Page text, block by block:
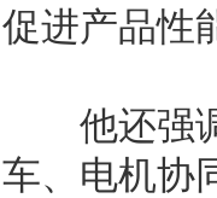
促进产品性
他还强调
车、电机协